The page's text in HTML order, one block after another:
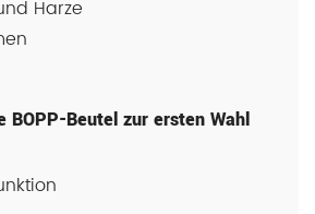
Harze
BOPP-Beutel zur ersten Wahl